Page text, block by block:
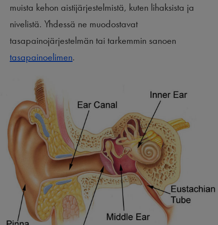
muista kehon aistijärjestelmistä, kuten lihaksista ja
nivelistä. Yhdessä ne muodostavat
tasapainojärjestelmän tai tarkemmin sanoen
tasapainoelimen.